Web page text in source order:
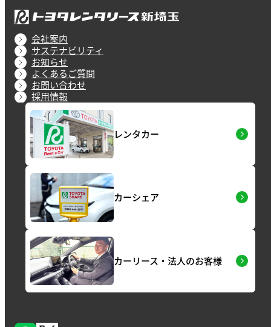
会社案内
サステナビリティ
お知らせ
よくあるご質問
お問い合わせ
採用情報
レンタカー
カーシェア
カーリース・法人のお客様